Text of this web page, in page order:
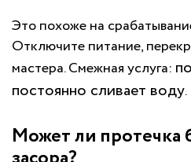
Это похоже на
Отключите питание,
мастера. Смежная услуга:
постоянно сливает воду.
Может ли протечка